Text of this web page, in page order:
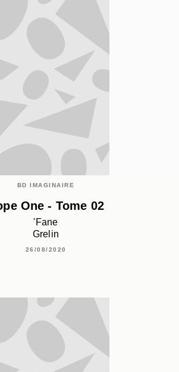
BD IMAGINAIRE
One - Tome 02
'Fane
Grelin
26/08/2020